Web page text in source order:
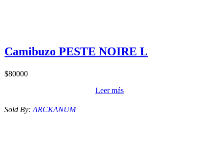
Camibuzo PESTE NOIRE L
$80000
Leer más
Sold By:ARCKANUM